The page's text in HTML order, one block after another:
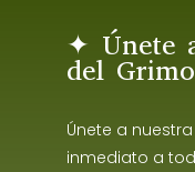
✦ Únete
del
Únete a
inmediato a